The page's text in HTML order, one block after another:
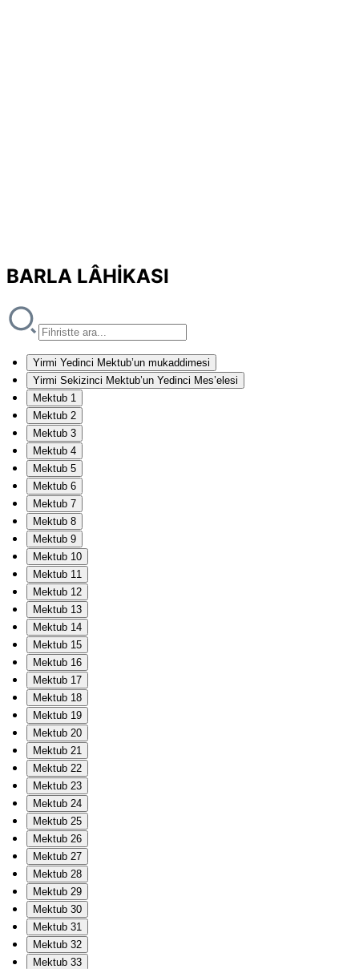
BARLA LÂHİKASI
Yirmi Yedinci Mektub’un mukaddimesi
Yirmi Sekizinci Mektub’un Yedinci Mes’elesi
Mektub 1
Mektub 2
Mektub 3
Mektub 4
Mektub 5
Mektub 6
Mektub 7
Mektub 8
Mektub 9
Mektub 10
Mektub 11
Mektub 12
Mektub 13
Mektub 14
Mektub 15
Mektub 16
Mektub 17
Mektub 18
Mektub 19
Mektub 20
Mektub 21
Mektub 22
Mektub 23
Mektub 24
Mektub 25
Mektub 26
Mektub 27
Mektub 28
Mektub 29
Mektub 30
Mektub 31
Mektub 32
Mektub 33